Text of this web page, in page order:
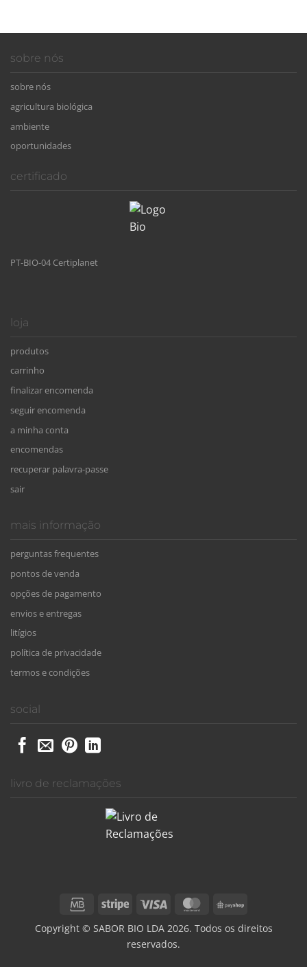
sobre nós
sobre nós
agricultura biológica
ambiente
oportunidades
certificado
PT-BIO-04 Certiplanet
loja
produtos
carrinho
finalizar encomenda
seguir encomenda
a minha conta
encomendas
recuperar palavra-passe
sair
mais informação
perguntas frequentes
pontos de venda
opções de pagamento
envios e entregas
litígios
política de privacidade
termos e condições
social
livro de reclamações
Credit
Stripe Visa MasterCardPayShop
Copyright © SABOR BIO LDA 2026. Todos os direitos
reservados.